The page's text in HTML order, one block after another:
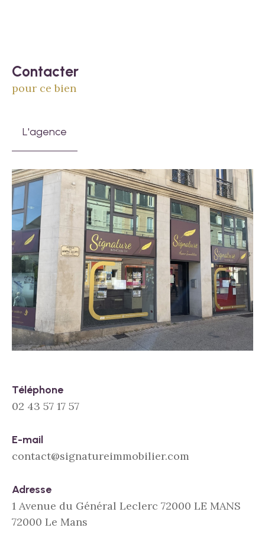
Contacter
pour ce bien
L'agence
Téléphone
02 43 57 17 57
E-mail
contact@signatureimmobilier.com
Adresse
1 Avenue du Général Leclerc 72000 LE MANS
72000 Le Mans